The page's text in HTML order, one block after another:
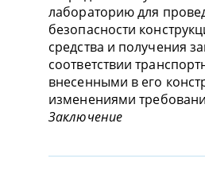
лабораторию для
безопасности
средства и получения
соответствии
внесенными в его
изменениями
Заключение